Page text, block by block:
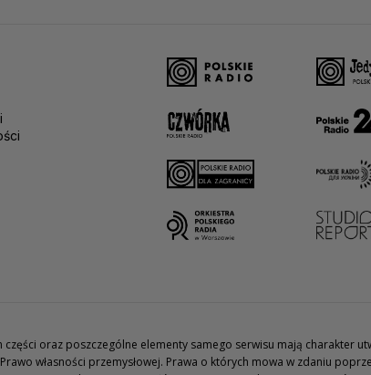
oraz poszczególne elementy samego serwisu mają charakter
własności przemysłowej. Prawa o których mowa w zdaniu